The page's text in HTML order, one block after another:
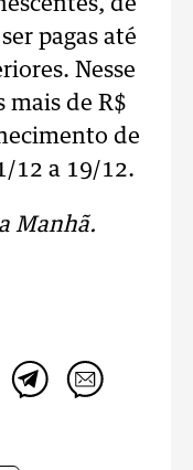
de
pagas até
Nesse
mais de R$
de
12 a 19/12.
Manhã.